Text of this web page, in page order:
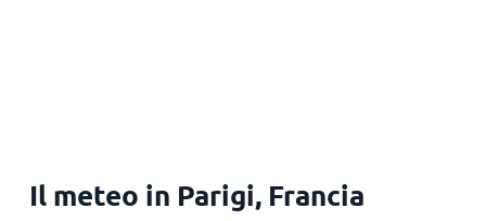
Il meteo in Parigi, Francia